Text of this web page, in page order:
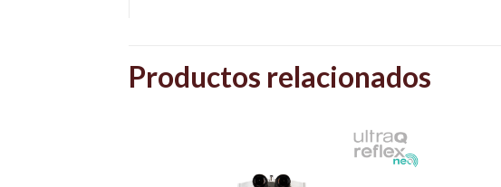
Productos relacionados